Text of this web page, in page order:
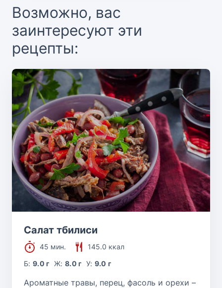
Возможно, вас
заинтересуют эти
рецепты:
Салат тбилиси
45 мин.
145.0 ккал
Б:9.0 г Ж: 8.0 г У: 9.0 г
Ароматные травы, перец, фасоль и орехи –